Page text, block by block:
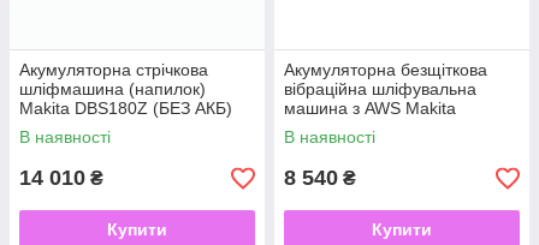
Акумуляторна стрічкова
шліфмашина (напилок)
Makita DBS180Z (БЕЗ АКБ)
Розмір стрічки 9 x 533
В наявності
14 010 ₴
Купити
Акумуляторна безщіткова
вібраційна шліфувальна
машина з AWS Makita
DBO381ZU
В наявності
8 540 ₴
Купити